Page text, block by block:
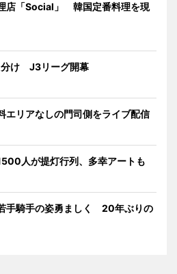
店「Social」 韓国定番料理を現
分け J3リーグ開幕
エリアなしの門司側をライブ配信
人が提灯行列、多幸アートも
手騎手の姿勇ましく 20年ぶりの